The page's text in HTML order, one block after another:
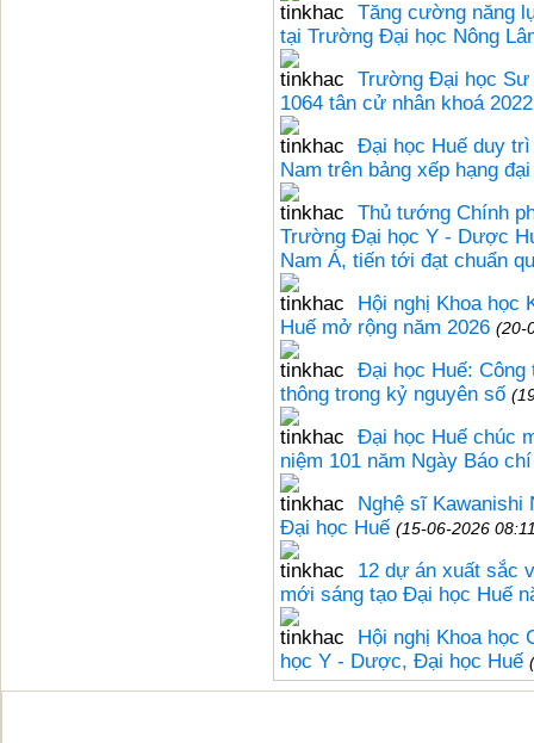
Tăng cường năng
tại Trường Đại học Nông
Trường Đại học Sư
1064 tân cử nhân khoá
Đại học Huế duy
Nam trên bảng xếp hạng
Thủ tướng Chính
Trường Đại học Y - Dược
Nam Á, tiến tới đạt chuẩn
Hội nghị Khoa
Huế mở rộng năm 2026 (20-
Đại học Huế: Công
thông trong kỷ nguyên số
Đại học Huế chúc
niệm 101 năm Ngày Báo
Nghệ sĩ Kawanishi
Đại học Huế (15-06-2026
12 dự án xuất sắc
mới sáng tạo Đại học Huế
Hội nghị Khoa học
học Y - Dược, Đại học Huế